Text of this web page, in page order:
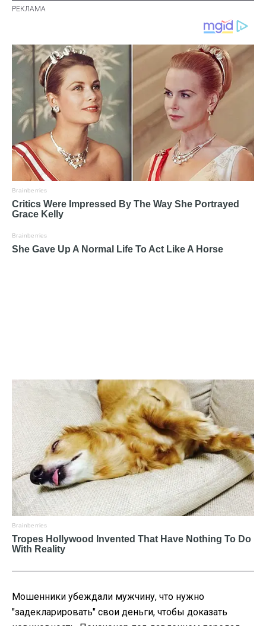
Мошенники убеждали мужчину, что нужно
"задекларировать" свои деньги, чтобы доказать